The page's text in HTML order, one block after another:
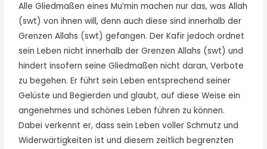
Alle Gliedmaßen eines Mu’min machen nur das, was Allah
(swt) von ihnen will, denn auch diese sind innerhalb der
Grenzen Allahs (swt) gefangen. Der Kafir jedoch ordnet
sein Leben nicht innerhalb der Grenzen Allahs (swt) und
hindert insofern seine Gliedmaßen nicht daran, Verbote
zu begehen. Er führt sein Leben entsprechend seiner
Gelüste und Begierden und glaubt, auf diese Weise ein
angenehmes und schönes Leben führen zu können.
Dabei verkennt er, dass sein Leben voller Schmutz und
Widerwärtigkeiten ist und diesem zeitlich begrenzten